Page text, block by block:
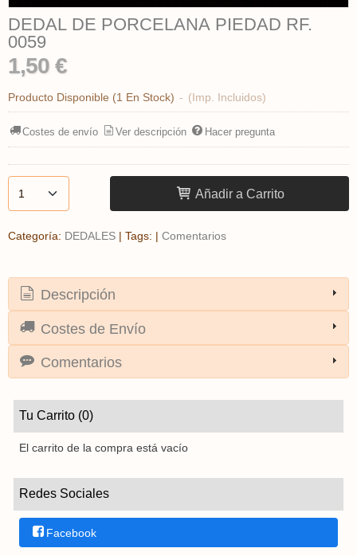
Tu Carrito (0)
El carrito de la compra está vacío
Redes Sociales
Facebook
DEDAL DE PORCELANA PIEDAD RF.
0059
1,50 €
Producto Disponible (1 En Stock) - (Imp. Incluidos)
Costes de envío Ver descripción Hacer pregunta
Añadir a Carrito
Categoría: DEDALES | Tags: | Comentarios
Descripción
Costes de Envío
Comentarios